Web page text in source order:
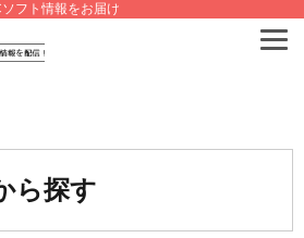
フト情報をお届け
ら探す